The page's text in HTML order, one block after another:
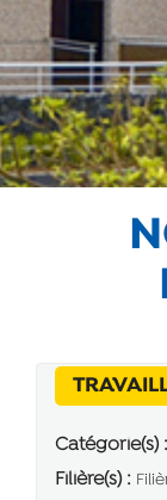
Catégorie(s) :
Filière(s) :